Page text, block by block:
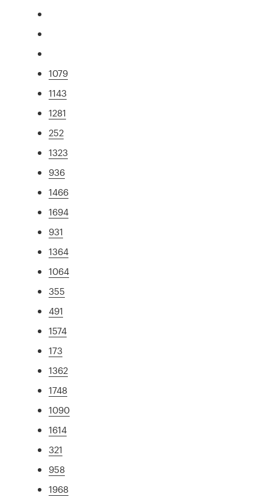
1079
1143
1281
252
1323
936
1466
1694
931
1364
1064
355
491
1574
173
1362
1748
1090
1614
321
958
1968